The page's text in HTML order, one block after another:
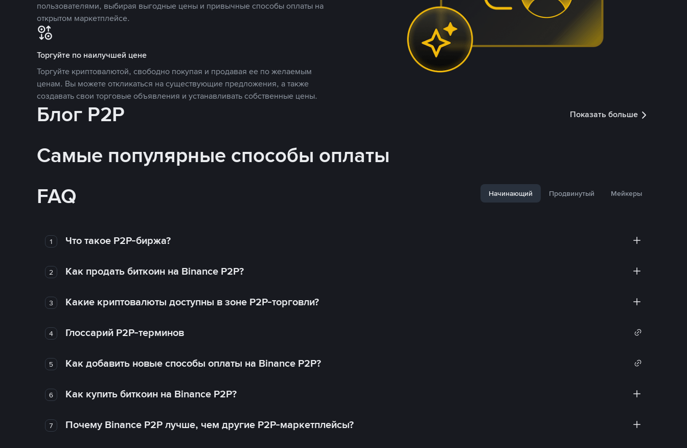
пользователями, выбирая выгодные цены и привычные способы оплаты на
открытом маркетплейсе.
Торгуйте по наилучшей цене
Торгуйте криптовалютой, свободно покупая и продавая ее по желаемым
ценам. Вы можете откликаться на существующие предложения, а также
создавать свои торговые объявления и устанавливать собственные цены.
Блог P2P Показать больше
Самые популярные способы оплаты
FAQ
Начинающий Продвинутый Мейкеры
1 Что такое P2P-биржа?
2 Как продать биткоин на Binance P2P?
3 Какие криптовалюты доступны в зоне P2P-торговли?
4 Глоссарий P2P-терминов
5 Как добавить новые способы оплаты на Binance P2P?
6 Как купить биткоин на Binance P2P?
7 Почему Binance P2P лучше, чем другие P2P-маркетплейсы?